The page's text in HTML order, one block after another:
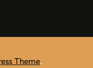
Theme.